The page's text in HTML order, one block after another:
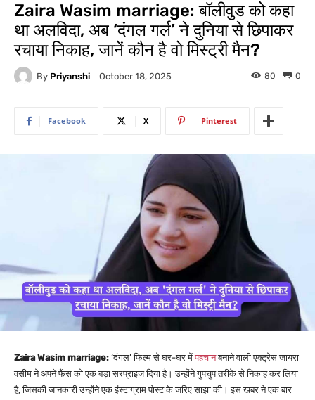
Zaira Wasim marriage: बॉलीवुड को कहा
था अलविदा, अब ‘दंगल गर्ल’ ने दुनिया से छिपाकर
रचाया निकाह, जानें कौन है वो मिस्ट्री मैन?
By Priyanshi October 18, 2025 0
80
Facebook X Pinterest
Zaira Wasim marriage: ‘दंगल’ फिल्म से घर-घर मेंपहचानबनाने वाली एक्ट्रेस जायरा
वसीम ने अपने फैंस को एक बड़ा सरप्राइज दिया है। उन्होंने गुपचुप तरीके से निकाह कर लिया
है, जिसकी जानकारी उन्होंने एक इंस्टाग्राम पोस्ट के जरिए साझा की। इस खबर ने एक बार